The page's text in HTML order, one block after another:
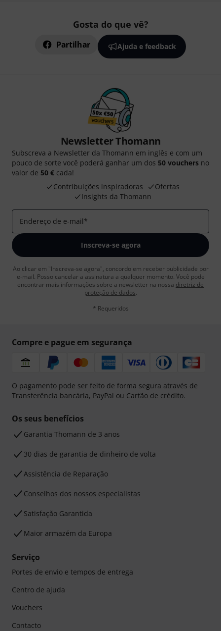
Gosta do que vê?
Partilhar Ajuda e feedback
Newsletter Thomann
Subscreva a Newsletter da Thomann em inglês e com um
pouco de sorte você poderá ganhar um dos 50 vouchers no
valor de 50 € cada!
Contribuições inspiradoras
Ofertas
Insights da Thomann
Endereço de e-mail*
Inscreva-se agora
Ao clicar em "Inscreva-se agora", concordo em receber publicidade por
e-mail. Posso cancelar a assinatura a qualquer momento. Você pode
encontrar mais informações sobre a newsletter na nossa diretriz de
proteção de dados.
* Requeridos
Compre e pague em segurança
O pagamento pode ser feito de forma segura através de
Transferência bancária, PayPal ou Cartão de crédito.
Os seus benefícios
Garantia Thomann de 3 anos
30 dias de garantia de dinheiro de volta
Assistência de Reparação
Conselhos dos nossos especialistas
Satisfação Garantida
Maior armazém da Europa
Serviço
Portes de envio e tempos de entrega
Centro de ajuda
Vouchers
Contacto